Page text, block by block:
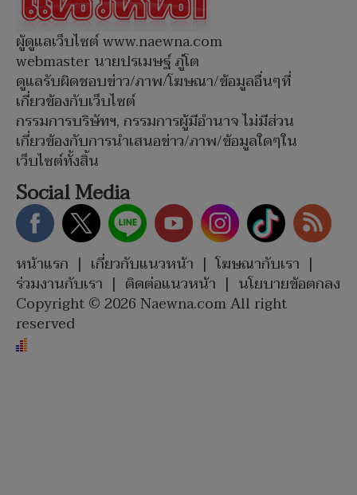
ผู้ดูแลเว็บไซต์ www.naewna.com
webmaster นายปรเมษฐ์ ภู่โต
ดูแลรับผิดชอบข่าว/ภาพ/โฆษณา/ข้อมูลอื่นๆที่
เกี่ยวข้องกับเว็บไซต์
กรรมการบริษัทฯ, กรรมการผู้มีอำนาจ ไม่มีส่วน
เกี่ยวข้องกับการนำเสนอข่าว/ภาพ/ข้อมูลใดๆใน
เว็บไซต์ทั้งสิ้น
Social Media
หน้าแรก | เกี่ยวกับแนวหน้า | โฆษณากับเรา |
ร่วมงานกับเรา | ติดต่อแนวหน้า | นโยบายข้อตกลง
Copyright © 2026 Naewna.com All right
reserved